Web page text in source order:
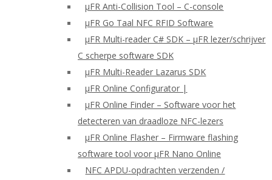
μFR Anti-Collision Tool – C-console
μFR Go Taal NFC RFID Software
μFR Multi-reader C# SDK – μFR lezer/schrijver
C scherpe software SDK
μFR Multi-Reader Lazarus SDK
μFR Online Configurator |
μFR Online Finder – Software voor het
detecteren van draadloze NFC-lezers
μFR Online Flasher – Firmware flashing
software tool voor μFR Nano Online
NFC APDU-opdrachten verzenden /